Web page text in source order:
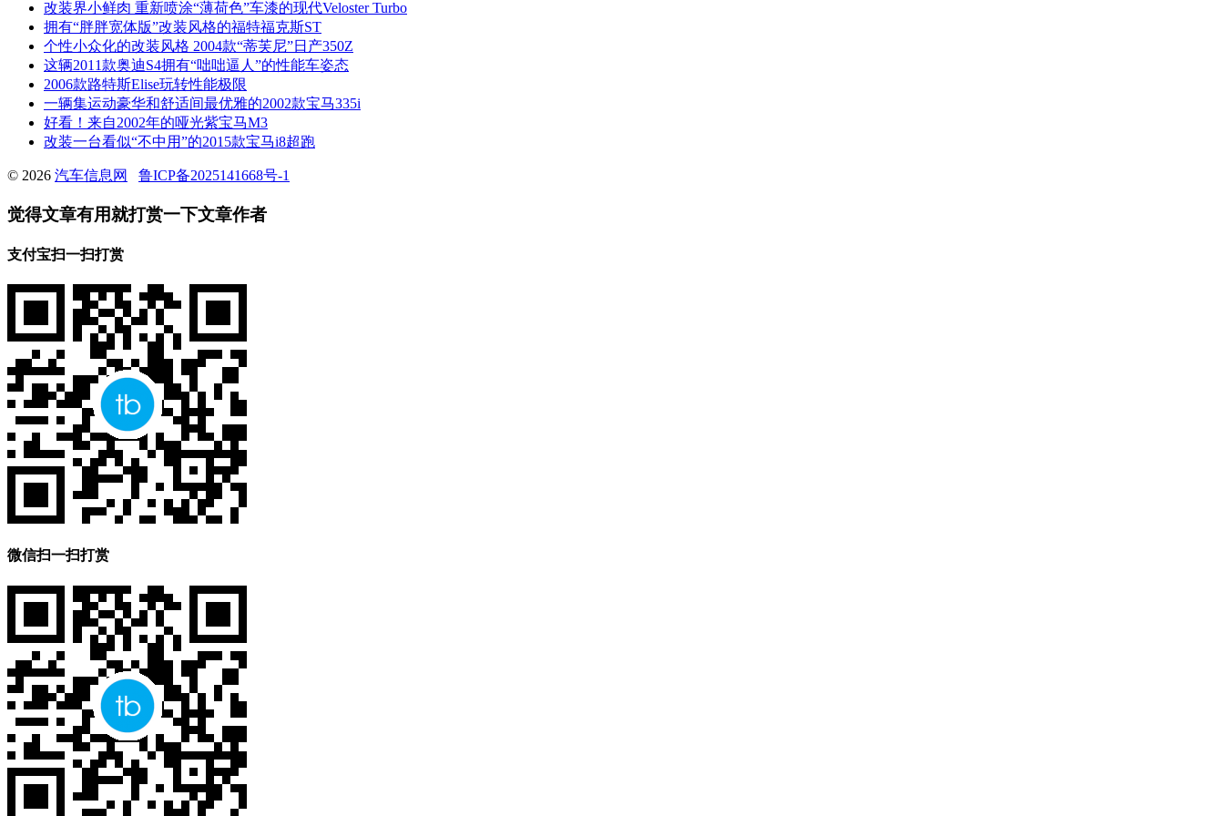
改装界小鲜肉 重新喷涂“薄荷色”车漆的现代Veloster Turbo
拥有“胖胖宽体版”改装风格的福特福克斯ST
个性小众化的改装风格 2004款“蒂芙尼”日产350Z
这辆2011款奥迪S4拥有“咄咄逼人”的性能车姿态
2006款路特斯Elise玩转性能极限
一辆集运动豪华和舒适间最优雅的2002款宝马335i
好看！来自2002年的哑光紫宝马M3
改装一台看似“不中用”的2015款宝马i8超跑
© 2026 汽车信息网 鲁ICP备2025141668号-1
觉得文章有用就打赏一下文章作者
支付宝扫一扫打赏
微信扫一扫打赏